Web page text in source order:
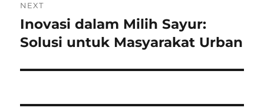
NEXT
Next
post:
Inovasi dalam Milih Sayur:
Solusi untuk Masyarakat Urban